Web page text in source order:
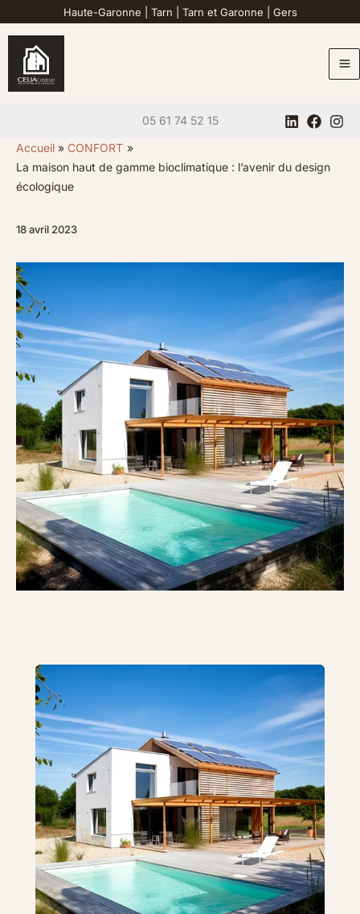
au
contenu
Haute-Garonne Tarn Tarn et Garonne Gers
05 61 74 52 15
Accueil
CONFORT
La maison haut de gamme bioclimatique : l’avenir du design
écologique
18 avril 2023